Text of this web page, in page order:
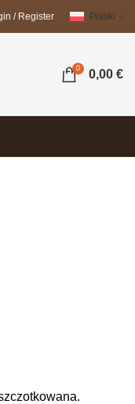
/ Register Polski
0 0,00 €